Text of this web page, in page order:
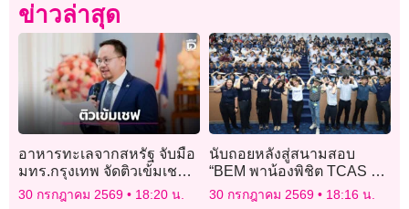
ข่าวล่าสุด
อาหารทะเลจากสหรัฐ จับมือ
มทร.กรุงเทพ จัดติวเข้มเชฟ
รุ่นใหม่
30 กรกฎาคม 2569 18:20 น.
นับถอยหลังสู่สนามสอบ
“BEM พาน้องพิชิต TCAS ปีที่
18” ยกทีมติวเตอร์บุกถึง
30 กรกฎาคม 2569 18:16 น.